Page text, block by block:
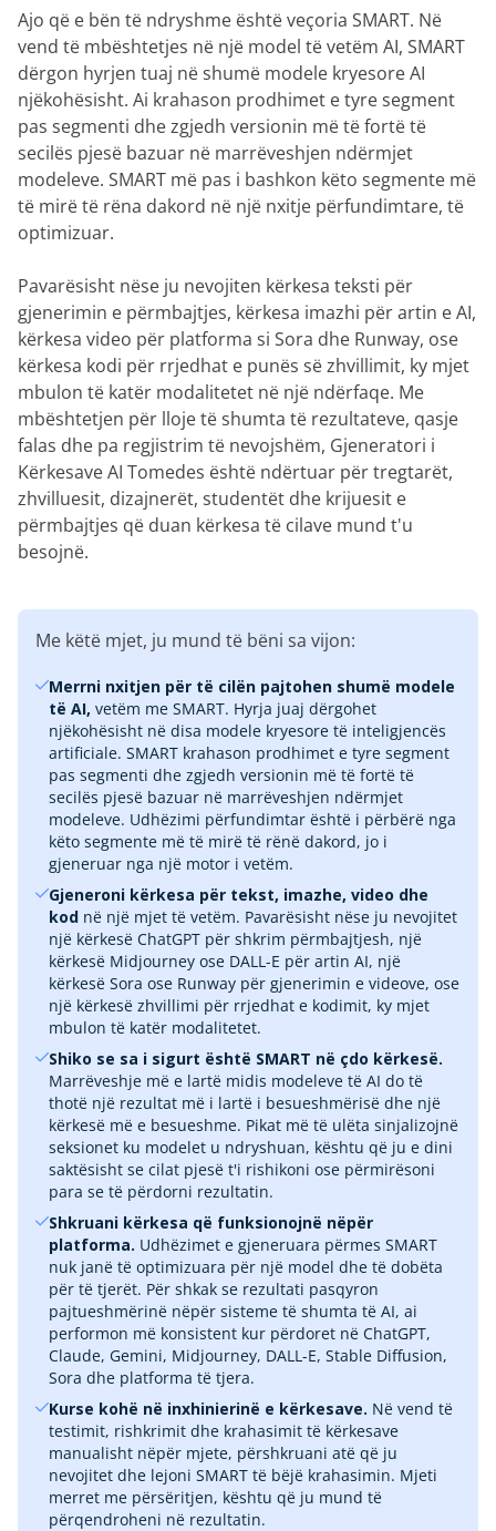
Ajo që e bën të ndryshme është veçoria SMART. Në
vend të mbështetjes në një model të vetëm AI, SMART
dërgon hyrjen tuaj në shumë modele kryesore AI
njëkohësisht. Ai krahason prodhimet e tyre segment
pas segmenti dhe zgjedh versionin më të fortë të
secilës pjesë bazuar në marrëveshjen ndërmjet
modeleve. SMART më pas i bashkon këto segmente më
të mirë të rëna dakord në një nxitje përfundimtare, të
optimizuar.
Pavarësisht nëse ju nevojiten kërkesa teksti për
gjenerimin e përmbajtjes, kërkesa imazhi për artin e AI,
kërkesa video për platforma si Sora dhe Runway, ose
kërkesa kodi për rrjedhat e punës së zhvillimit, ky mjet
mbulon të katër modalitetet në një ndërfaqe. Me
mbështetjen për lloje të shumta të rezultateve, qasje
falas dhe pa regjistrim të nevojshëm, Gjeneratori i
Kërkesave AI Tomedes është ndërtuar për tregtarët,
zhvilluesit, dizajnerët, studentët dhe krijuesit e
përmbajtjes që duan kërkesa të cilave mund t'u
besojnë.
Me këtë mjet, ju mund të bëni sa vijon:
Merrni nxitjen për të cilën pajtohen shumë modele
të AI, vetëm me SMART. Hyrja juaj dërgohet
njëkohësisht në disa modele kryesore të inteligjencës
artificiale. SMART krahason prodhimet e tyre segment
pas segmenti dhe zgjedh versionin më të fortë të
secilës pjesë bazuar në marrëveshjen ndërmjet
modeleve. Udhëzimi përfundimtar është i përbërë nga
këto segmente më të mirë të rënë dakord, jo i
gjeneruar nga një motor i vetëm.
Gjeneroni kërkesa për tekst, imazhe, video dhe
kod në një mjet të vetëm. Pavarësisht nëse ju nevojitet
një kërkesë ChatGPT për shkrim përmbajtjesh, një
kërkesë Midjourney ose DALL-E për artin AI, një
kërkesë Sora ose Runway për gjenerimin e videove, ose
një kërkesë zhvillimi për rrjedhat e kodimit, ky mjet
mbulon të katër modalitetet.
Shiko se sa i sigurt është SMART në çdo kërkesë.
Marrëveshje më e lartë midis modeleve të AI do të
thotë një rezultat më i lartë i besueshmërisë dhe një
kërkesë më e besueshme. Pikat më të ulëta sinjalizojnë
seksionet ku modelet u ndryshuan, kështu që ju e dini
saktësisht se cilat pjesë t'i rishikoni ose përmirësoni
para se të përdorni rezultatin.
Shkruani kërkesa që funksionojnë nëpër
platforma. Udhëzimet e gjeneruara përmes SMART
nuk janë të optimizuara për një model dhe të dobëta
për të tjerët. Për shkak se rezultati pasqyron
pajtueshmërinë nëpër sisteme të shumta të AI, ai
performon më konsistent kur përdoret në ChatGPT,
Claude, Gemini, Midjourney, DALL-E, Stable Diffusion,
Sora dhe platforma të tjera.
Kurse kohë në inxhinierinë e kërkesave. Në vend të
testimit, rishkrimit dhe krahasimit të kërkesave
manualisht nëpër mjete, përshkruani atë që ju
nevojitet dhe lejoni SMART të bëjë krahasimin. Mjeti
merret me përsëritjen, kështu që ju mund të
përqendroheni në rezultatin.